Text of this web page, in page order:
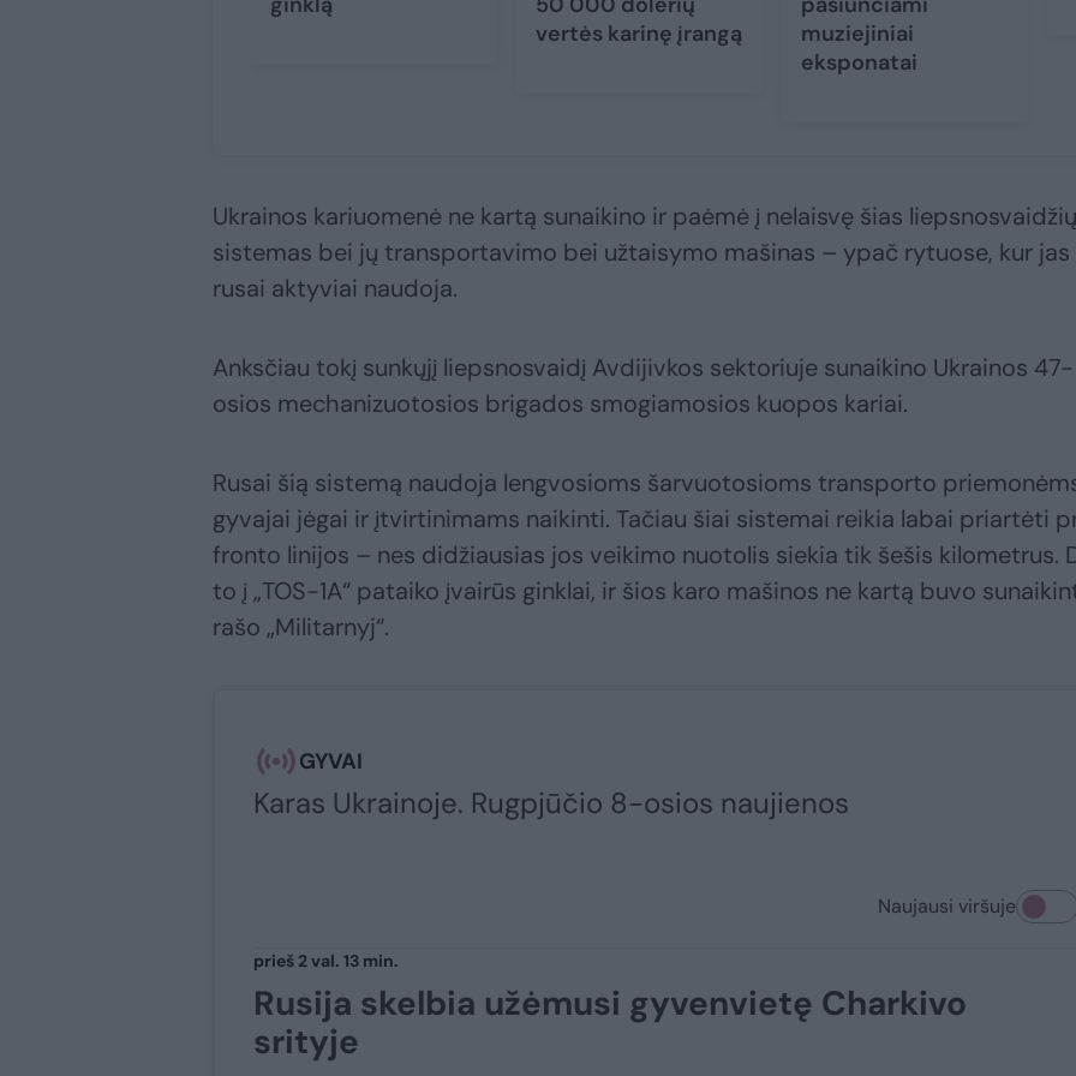
vertės karinę įrangą
muziejiniai
eksponatai
Ukrainos kariuomenė ne kartą sunaikino ir paėmė į nelaisvę šias liepsnosvaidžių
sistemas bei jų transportavimo bei užtaisymo mašinas – ypač rytuose, kur jas
rusai aktyviai naudoja.
Anksčiau tokį sunkųjį liepsnosvaidį Avdijivkos sektoriuje sunaikino Ukrainos 47-
osios mechanizuotosios brigados smogiamosios kuopos kariai.
Rusai šią sistemą naudoja lengvosioms šarvuotosioms transporto
gyvajai jėgai ir įtvirtinimams naikinti. Tačiau šiai sistemai reikia labai priartėti
fronto linijos – nes didžiausias jos veikimo nuotolis siekia tik šešis kilometrus.
to į „TOS-1A“ pataiko įvairūs ginklai, ir šios karo mašinos ne kartą buvo
rašo „Militarnyj“.
GYVAI
Karas Ukrainoje. Rugpjūčio 8-osios naujienos
Naujausi viršuje
prieš 2 val. 13 min.
Rusija skelbia užėmusi gyvenvietę Charkivo
srityje